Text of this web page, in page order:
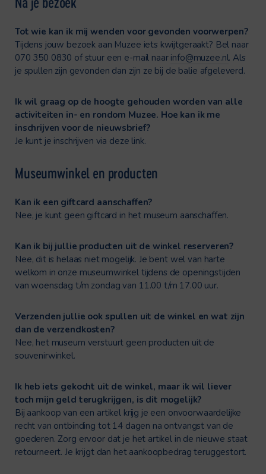
Tot wie kan ik mij wenden voor gevonden voorwerpen?
Tijdens jouw bezoek aan Muzee iets kwijtgeraakt? Bel naar
070 350 0830 of stuur een e-mail naar info@muzee.nl. Als
je spullen zijn gevonden dan zijn ze bij de balie afgeleverd.
Ik wil graag op de hoogte gehouden worden van alle
activiteiten in- en rondom Muzee. Hoe kan ik me
inschrijven voor de nieuwsbrief?
Je kunt je inschrijven via deze link.
Museumwinkel en producten
Kan ik een giftcard aanschaffen?
Nee, je kunt geen giftcard in het museum aanschaffen.
Kan ik bij jullie producten uit de winkel reserveren?
Nee, dit is helaas niet mogelijk. Je bent wel van harte
welkom in onze museumwinkel tijdens de openingstijden
van woensdag t/m zondag van 11.00 t/m 17.00 uur.
Verzenden jullie ook spullen uit de winkel en wat zijn
dan de verzendkosten?
Nee, het museum verstuurt geen producten uit de
souvenirwinkel.
Ik heb iets gekocht uit de winkel, maar ik wil liever
toch mijn geld terugkrijgen, is dit mogelijk?
Bij aankoop van een artikel krijg je een onvoorwaardelijke
recht van ontbinding tot 14 dagen na ontvangst van de
goederen. Zorg ervoor dat je het artikel in de nieuwe staat
retourneert. Je krijgt dan het aankoopbedrag teruggestort.